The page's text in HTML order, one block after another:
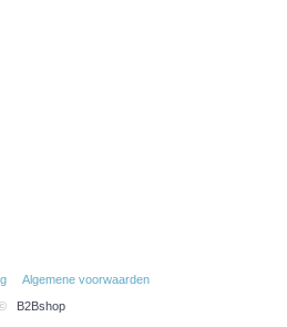
B2Bshop
Algemene voorwaarden